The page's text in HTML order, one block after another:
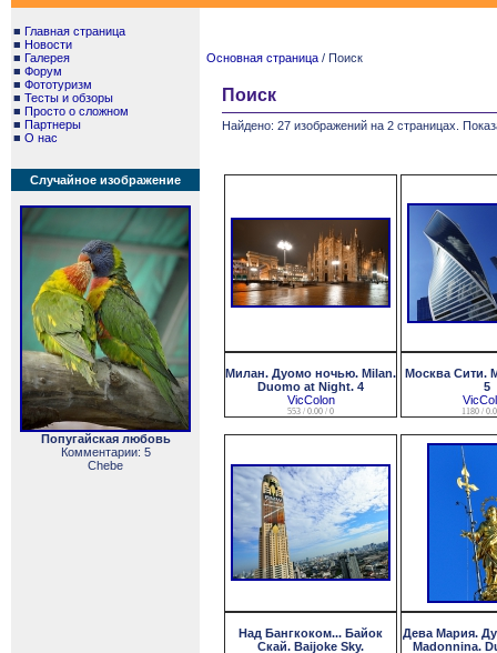
■ Главная страница
■ Новости
■ Галерея
■ Форум
■ Фототуризм
■ Тесты и обзоры
■ Просто о сложном
■ Партнеры
■ О нас
Случайное изображение
Попугайская любовь
Комментарии: 5
Chebe
Основная страница / Поиск
Поиск
Найдено: 27 изображений на 2 страницах.
Милан. Дуомо ночью. Milan.
Duomo at Night. 4
VicColon
553 / 0.00 / 0
Москва Сити.
5
1180 /
Над Бангкоком... Байок
Скай. Baijoke Sky.
Дева Мария.
Madonnina.